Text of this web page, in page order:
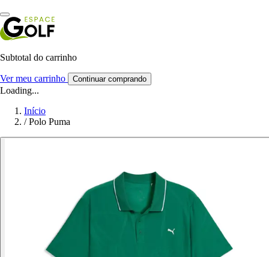
Subtotal do carrinho
Ver meu carrinho Continuar comprando
Loading...
Início
/ Polo Puma